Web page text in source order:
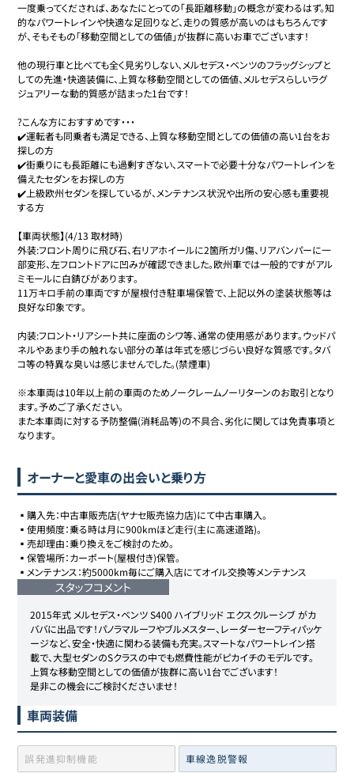
一度乗ってくだされば、あなたにとっての「長距離移動」の概念が変わるはず。知
的なパワートレインや快適な足回りなど、走りの質感が高いのはもちろんです
が、そもそもの「移動空間としての価値」が抜群に高いお車でございます！
他の現行車と比べても全く見劣りしない、メルセデス・ベンツのフラッグシップと
しての先進・快適装備に、上質な移動空間としての価値、メルセデスらしいラグ
ジュアリーな動的質感が詰まった1台です！
?こんな方におすすめです・・・
✔️運転者も同乗者も満足できる、上質な移動空間としての価値の高い1台をお
探しの方
✔️街乗りにも長距離にも過剰すぎない、スマートで必要十分なパワートレインを
備えたセダンをお探しの方
✔️上級欧州セダンを探しているが、メンテナンス状況や出所の安心感も重要視
する方
【車両状態】(4/13 取材時)
外装:フロント周りに飛び石、右リアホイールに2箇所ガリ傷、リアバンパーに一
部変形、左フロントドアに凹みが確認できました。欧州車では一般的ですがアル
ミモールに白錆びがあります。
11万キロ手前の車両ですが屋根付き駐車場保管で、上記以外の塗装状態等は
良好な印象です。
内装:フロント・リアシート共に座面のシワ等、通常の使用感があります。ウッドパ
ネルやあまり手の触れない部分の革は年式を感じづらい良好な質感です。タバ
コ等の特異な臭いは感じませんでした。(禁煙車)
※本車両は10年以上前の車両のためノークレームノーリターンのお取引となり
ます。予めご了承ください。
また本車両に対する予防整備(消耗品等)の不具合、劣化に関しては免責事項と
オーナーと愛車の出会いと乗り方
▪️購入先：中古車販売店(ヤナセ販売協力店)にて中古車購入。
▪️使用頻度：乗る時は月に900kmほど走行(主に高速道路)。
▪️売却理由：乗り換えをご検討のため。
▪️保管場所：カーポート(屋根付き)保管。
▪️メンテナンス：約5000km毎にご購入店にてオイル交換等メンテナンス
スタッフコメント
2015年式 メルセデス・ベンツ S400 ハイブリッド エクスクルーシブ がカ
ババに出品です！パノラマルーフやブルメスター、レーダーセーフティパッケ
ージなど、安全・快適に関わる装備も充実。スマートなパワートレイン搭
載で、大型セダンのSクラスの中でも燃費性能がピカイチのモデルです。
上質な移動空間としての価値が抜群に高い1台でございます！
是非この機会にご検討くださいませ！
車両装備
誤発進抑制機能 車線逸脱警報